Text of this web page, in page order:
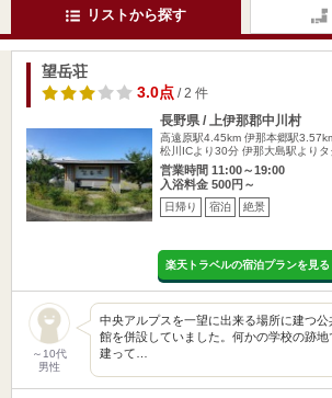
リストから探す
望岳荘
3.0点/ 2 件
長野県 / 上伊那郡中川村
高遠原駅4.45km 伊那本郷駅
松川ICより30分 伊那大島駅よりタ
営業時間 11:00～19:00
入浴料金 500円～
日帰り 宿泊 絶景
楽天トラベルの宿泊プランを見る
～10代
男性
中央アルプスを一望に出来る場所に建つ
館を併設していました。何かの学校の跡
建って…